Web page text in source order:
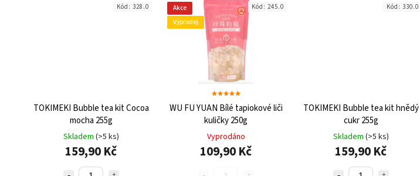
TOKIMEKI Bubble tea kit Cocoa
mocha 255g
Skladem (>5 ks)
159,90 Kč
Kód: 328.0
Akce
Výprodej
WU FU YUAN Bílé tapiokové liči
kuličky 250g
Vyprodáno
109,90 Kč
Kód: 245.0
TOKIMEKI Bubble tea kit hnědý
cukr 255g
Skladem (>5 ks)
159,90 Kč
Kód: 330.0